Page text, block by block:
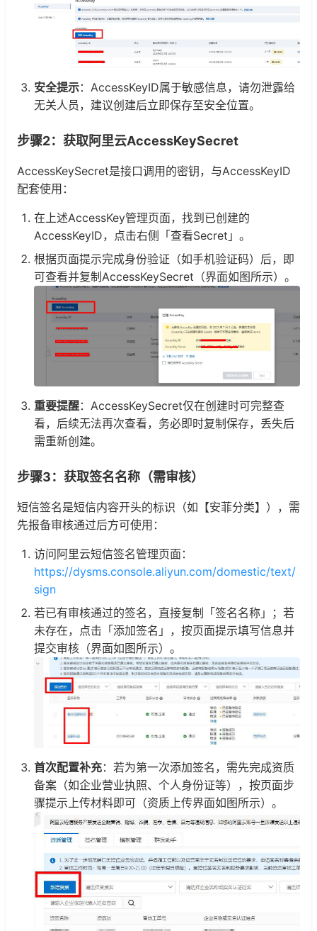
安全提示：AccessKeyID属于敏感信息，请勿泄露给
无关人员，建议创建后立即保存至安全位置。
步骤2：获取阿里云AccessKeySecret
AccessKeySecret是接口调用的密钥，与AccessKeyID
配套使用：
在上述AccessKey管理页面，找到已创建的
AccessKeyID，点击右侧「查看Secret」。
根据页面提示完成身份验证（如手机验证码）后，即
可查看并复制AccessKeySecret（界面如图所示）。
重要提醒：AccessKeySecret仅在创建时可完整查
看，后续无法再次查看，务必即时复制保存，丢失后
需重新创建。
步骤3：获取签名名称（需审核）
短信签名是短信内容开头的标识（如【安菲分类】），需
先报备审核通过后方可使用：
访问阿里云短信签名管理页面：
https://dysms.console.aliyun.com/domestic/text/
sign
若已有审核通过的签名，直接复制「签名名称」；若
未存在，点击「添加签名」，按页面提示填写信息并
提交审核（界面如图所示）。
首次配置补充：若为第一次添加签名，需先完成资质
备案（如企业营业执照、个人身份证等），按页面步
骤提示上传材料即可（资质上传界面如图所示）。